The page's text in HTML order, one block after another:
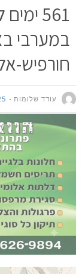
561
במערבי
חורפיש-
עודד שלומות